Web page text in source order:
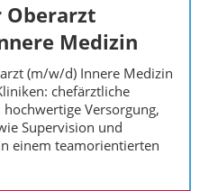
Oberarzt
Medizin
(m/w/d) Innere Medizin
chefärztliche
Versorgung,
Supervision und
einem teamorientierten